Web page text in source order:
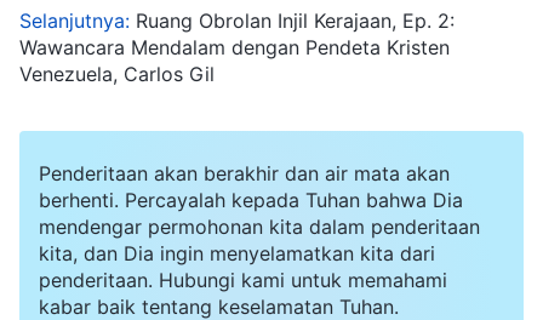
Selanjutnya: Ruang Obrolan Injil Kerajaan, Ep. 2:
Wawancara Mendalam dengan Pendeta Kristen
Venezuela, Carlos Gil
Penderitaan akan berakhir dan air mata akan
berhenti. Percayalah kepada Tuhan bahwa Dia
mendengar permohonan kita dalam penderitaan
kita, dan Dia ingin menyelamatkan kita dari
penderitaan. Hubungi kami untuk memahami
kabar baik tentang keselamatan Tuhan.